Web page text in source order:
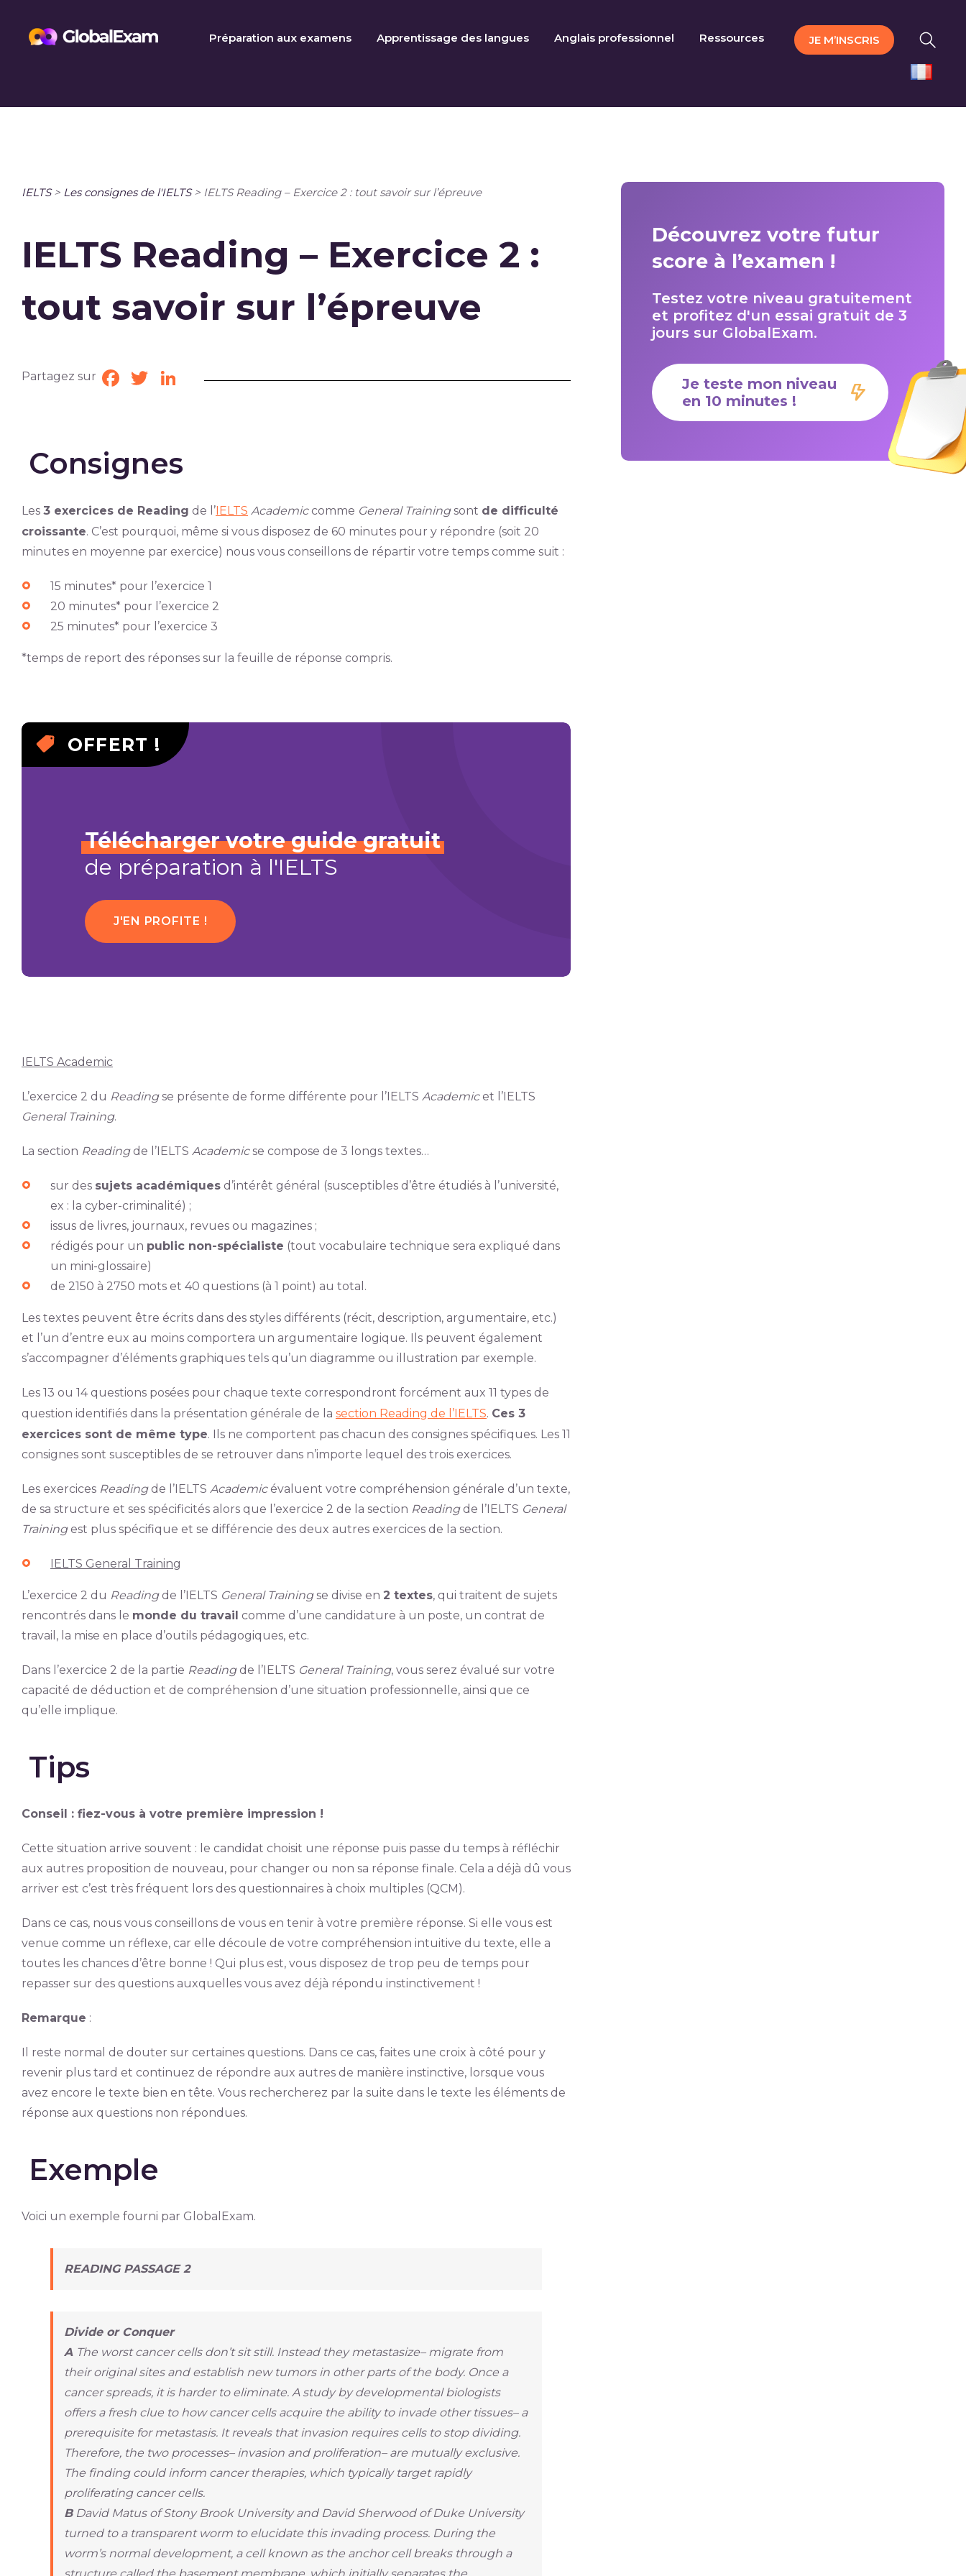
Préparation aux examens Apprentissage des langues Anglais professionnel Ressources JE M’INSCRIS
IELTS> Les consignes de l'IELTS> IELTS Reading – Exercice 2 : tout savoir sur l’épreuve
IELTS Reading – Exercice 2 :
tout savoir sur l’épreuve
Partagez sur Facebook
TwitterLinkedIn
Consignes
Les 3 exercices de Reading de l’IELTS Academiccomme General Trainingsont de difficulté
croissante. C’est pourquoi, même si vous disposez de 60 minutes pour y répondre (soit 20
minutes en moyenne par exercice) nous vous conseillons de répartir votre temps comme suit :
15 minutes* pour l’exercice 1
20 minutes* pour l’exercice 2
25 minutes* pour l’exercice 3
*temps de report des réponses sur la feuille de réponse compris.
OFFERT !
Télécharger votre guide gratuit
de préparation à l'IELTS
J'EN PROFITE !
IELTS Academic
L’exercice 2 du Readingse présente de forme différente pour l’IELTS Academicet l’IELTS
General Training.
La section Readingde l’IELTS Academicse compose de 3 longs textes…
sur des sujets académiquesd’intérêt général (susceptibles d’être étudiés à l’université,
ex : la cyber-criminalité) ;
issus de livres, journaux, revues ou magazines ;
rédigés pour un public non-spécialiste (tout vocabulaire technique sera expliqué dans
un mini-glossaire)
de 2150 à 2750 mots et 40 questions (à 1 point) au total.
Les textes peuvent être écrits dans des styles différents (récit, description, argumentaire, etc.)
et l’un d’entre eux au moins comportera un argumentaire logique. Ils peuvent également
s’accompagner d’éléments graphiques tels qu’un diagramme ou illustration par exemple.
Les 13 ou 14 questions posées pour chaque texte correspondront forcément aux 11 types de
question identifiés dans la présentation générale de la section Reading de l’IELTS. Ces 3
exercices sont de même type. Ils ne comportent pas chacun des consignes spécifiques. Les 11
consignes sont susceptibles de se retrouver dans n’importe lequel des trois exercices.
Les exercices Readingde l’IELTS Academicévaluent votre compréhension générale d’un texte,
de sa structure et ses spécificités alors que l’exercice 2 de la section Readingde l’IELTS General
Trainingest plus spécifique et se différencie des deux autres exercices de la section.
IELTS General Training
L’exercice 2 du Readingde l’IELTS General Trainingse divise en 2 textes, qui traitent de sujets
rencontrés dans le monde du travail comme d’une candidature à un poste, un contrat de
travail, la mise en place d’outils pédagogiques, etc.
Dans l’exercice 2 de la partie Readingde l’IELTS General Training, vous serez évalué sur votre
capacité de déduction et de compréhension d’une situation professionnelle, ainsi que ce
qu’elle implique.
Tips
Conseil : fiez-vous à votre première impression !
Cette situation arrive souvent : le candidat choisit une réponse puis passe du temps à réfléchir
aux autres proposition de nouveau, pour changer ou non sa réponse finale. Cela a déjà dû vous
arriver est c’est très fréquent lors des questionnaires à choix multiples (QCM).
Dans ce cas, nous vous conseillons de vous en tenir à votre première réponse. Si elle vous est
venue comme un réflexe, car elle découle de votre compréhension intuitive du texte, elle a
toutes les chances d’être bonne ! Qui plus est, vous disposez de trop peu de temps pour
repasser sur des questions auxquelles vous avez déjà répondu instinctivement !
Remarque :
Il reste normal de douter sur certaines questions. Dans ce cas, faites une croix à côté pour y
revenir plus tard et continuez de répondre aux autres de manière instinctive, lorsque vous
avez encore le texte bien en tête. Vous rechercherez par la suite dans le texte les éléments de
réponse aux questions non répondues.
Exemple
Voici un exemple fourni par GlobalExam.
READING PASSAGE 2
Divide or Conquer
A The worst cancer cells don’t sit still. Instead they metastasize– migrate from
their original sites and establish new tumors in other parts of the body. Once a
cancer spreads, it is harder to eliminate. A study by developmental biologists
offers a fresh clue to how cancer cells acquire the ability to invade other tissues– a
prerequisite for metastasis. It reveals that invasion requires cells to stop dividing.
Therefore, the two processes– invasion and proliferation– are mutually exclusive.
The finding could inform cancer therapies, which typically target rapidly
proliferating cancer cells.
BDavid Matus of Stony Brook University and David Sherwood of Duke University
turned to a transparent worm to elucidate this invading process. During the
worm’s normal development, a cell known as the anchor cell breaks through a
Découvrez votre futur
score à l’examen !
Testez votre niveau gratuitement
et profitez d'un essai gratuit de 3
jours sur GlobalExam.
Je teste mon niveau
en 10 minutes !